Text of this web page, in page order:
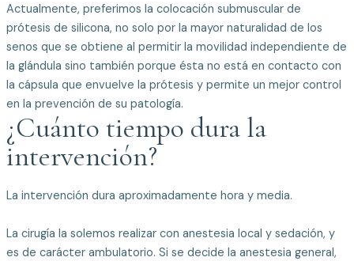
Actualmente, preferimos la colocación submuscular de
prótesis de silicona, no solo por la mayor naturalidad de los
senos que se obtiene al permitir la movilidad independiente de
la glándula sino también porque ésta no está en contacto con
la cápsula que envuelve la prótesis y permite un mejor control
en la prevención de su patología.
¿Cuánto tiempo dura la
intervención?
La intervención dura aproximadamente hora y media.
La cirugía la solemos realizar con anestesia local y sedación, y
es de carácter ambulatorio. Si se decide la anestesia general,